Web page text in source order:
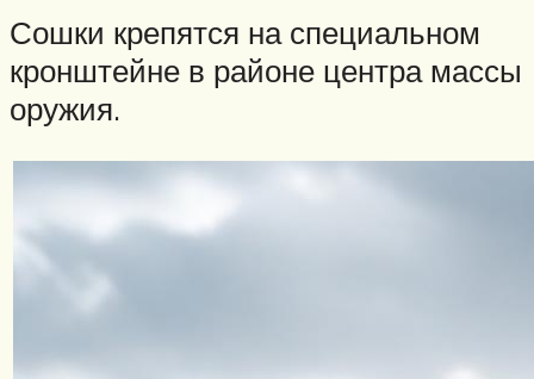
Сошки крепятся на специальном
кронштейне в районе центра массы
оружия.